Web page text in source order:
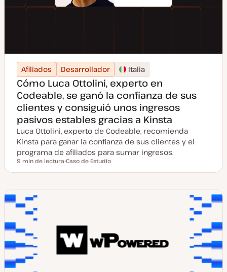
Afiliados Desarrollador Italia
Cómo Luca Ottolini, experto en
Codeable, se ganó la confianza de sus
clientes y consiguió unos ingresos
pasivos estables gracias a Kinsta
Luca Ottolini, experto de Codeable, recomienda
Kinsta para ganar la confianza de sus clientes y el
programa de afiliados para sumar ingresos.
Tiempo de lectura
9 min de lectura
i
o
t
Caso de Estudio